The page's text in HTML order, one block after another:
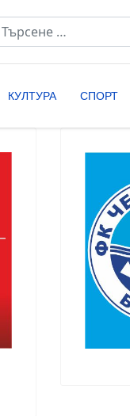
КУЛТУРА СПОРТ